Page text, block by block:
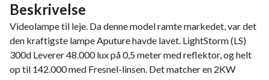
Beskrivelse
Videolampe til leje. Da denne model ramte markedet, var det
den kraftigste lampe Aputure havde lavet. LightStorm (LS)
300d Leverer 48.000 lux på 0,5 meter med reflektor, og helt
op til 142.000 med Fresnel-linsen. Det matcher en 2KW